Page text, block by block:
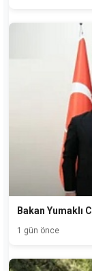
Bakan Yumaklı
1 gün önce